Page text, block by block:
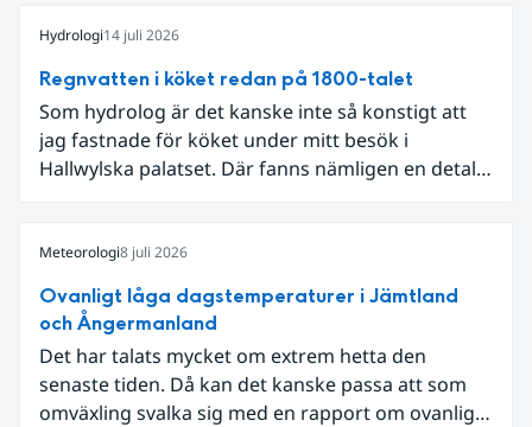
Hydrologi14 juli 2026
Regnvatten i köket redan på 1800-talet
Som hydrolog är det kanske inte så konstigt att
jag fastnade för köket under mitt besök i
Hallwylska palatset. Där fanns nämligen en detalj
Meteorologi8 juli 2026
Ovanligt låga dagstemperaturer i Jämtland
och Ångermanland
Det har talats mycket om extrem hetta den
senaste tiden. Då kan det kanske passa att som
omväxling svalka sig med en rapport om ovanligt